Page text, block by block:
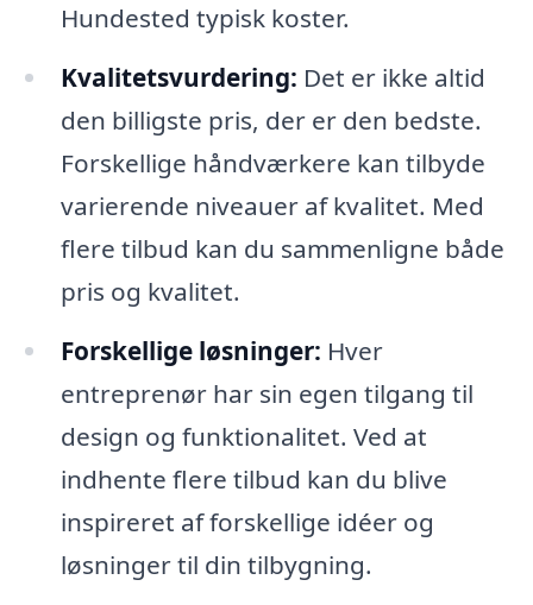
Hundested typisk koster.
Kvalitetsvurdering: Det er ikke altid
den billigste pris, der er den bedste.
Forskellige håndværkere kan tilbyde
varierende niveauer af kvalitet. Med
flere tilbud kan du sammenligne både
pris og kvalitet.
Forskellige løsninger: Hver
entreprenør har sin egen tilgang til
design og funktionalitet. Ved at
indhente flere tilbud kan du blive
inspireret af forskellige idéer og
løsninger til din tilbygning.